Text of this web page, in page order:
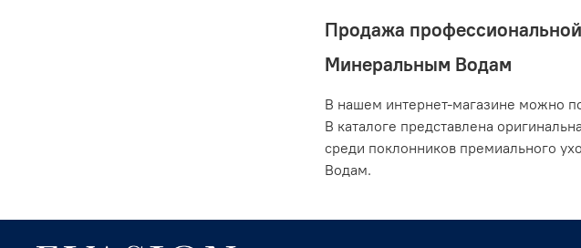
Продажа
Минеральным Водам
В нашем интернет-магазине можно
В каталоге представлена
среди поклонников премиального
Водам.